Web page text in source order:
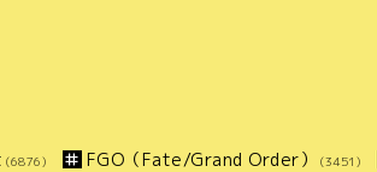
(6876) FGO（Fate/Grand Order） (3451)